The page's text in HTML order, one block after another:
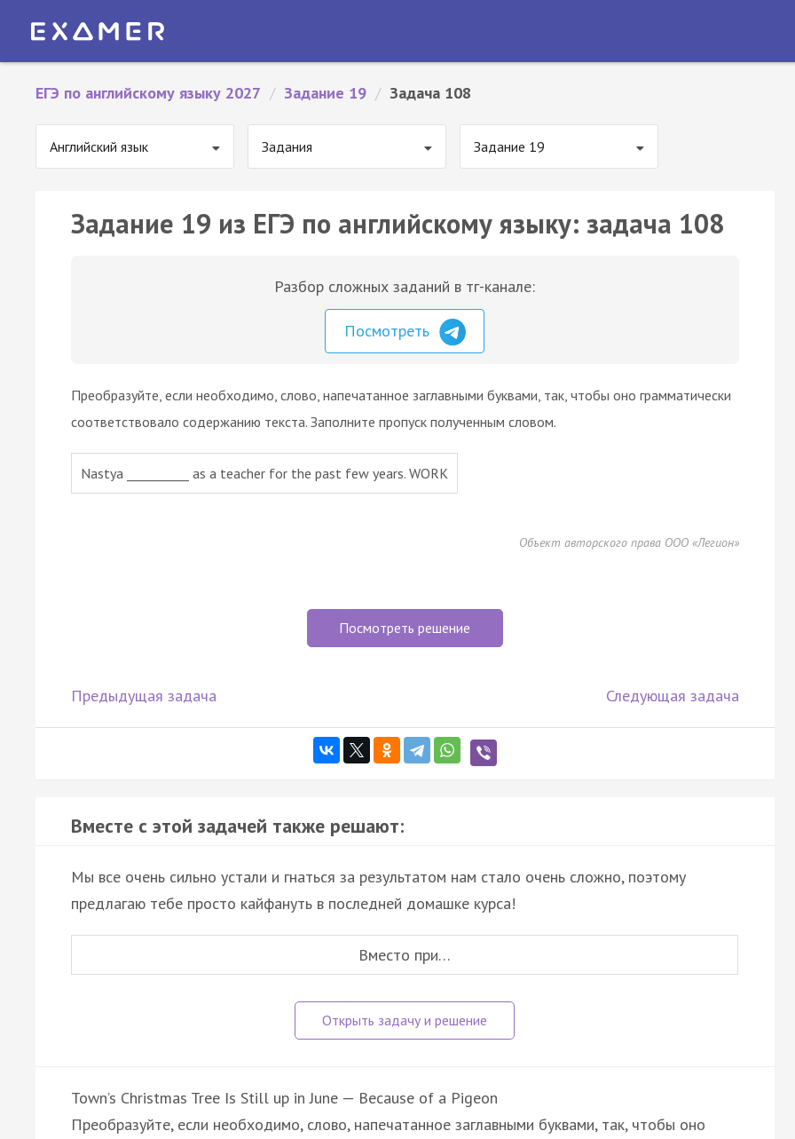
ЕГЭ по английскому языку 2027 / Задание 19 / Задача 108
Английский язык Задания Задание 19
Задание 19 из ЕГЭ по английскому языку: задача 108
Разбор сложных заданий в тг-канале:
Посмотреть
Преобразуйте, если необходимо, слово, напечатанное заглавными буквами, так, чтобы оно грамматически
соответствовало содержанию текста. Заполните пропуск полученным словом.
Nastya __________ as a teacher for the past few years. WORK
Объект авторского права ООО «Легион»
Посмотреть решение
Предыдущая задача Следующая задача
Вместе с этой задачей также решают:
Мы все очень сильно устали и гнаться за результатом нам стало очень сложно, поэтому
предлагаю тебе просто кайфануть в последней домашке курса!
Вместо при…
Town’s Christmas Tree Is Still up in June — Because of a Pigeon
Преобразуйте, если необходимо, слово, напечатанное заглавными буквами, так, чтобы оно